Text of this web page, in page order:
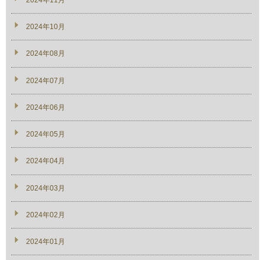
2024年10月
2024年08月
2024年07月
2024年06月
2024年05月
2024年04月
2024年03月
2024年02月
2024年01月